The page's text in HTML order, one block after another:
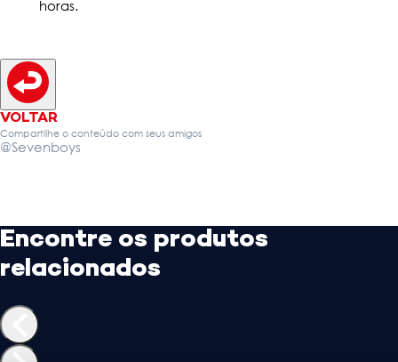
horas.
VOLTAR
Compartilhe o conteúdo com seus amigos
@Sevenboys
Encontre os produtos
relacionados